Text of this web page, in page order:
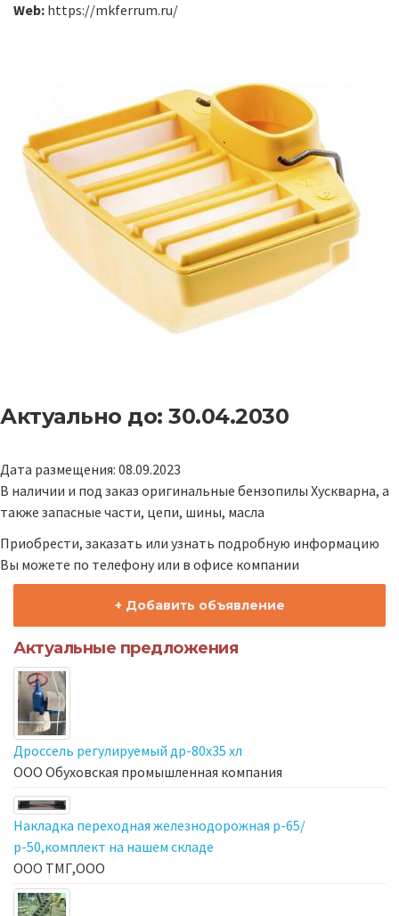
Web: https://mkferrum.ru/
Актуально до: 30.04.2030
Дата размещения: 08.09.2023
В наличии и под заказ оригинальные бензопилы Хускварна, а
также запасные части, цепи, шины, масла
Приобрести, заказать или узнать подробную информацию
Вы можете по телефону или в офисе компании
+ Добавить объявление
Актуальные предложения
Дроссель регулируемый др-80х35 хл
ООО Обуховская промышленная компания
Накладка переходная железнодорожная р-65/
р-50,комплект на нашем складе
ООО ТМГ,ООО